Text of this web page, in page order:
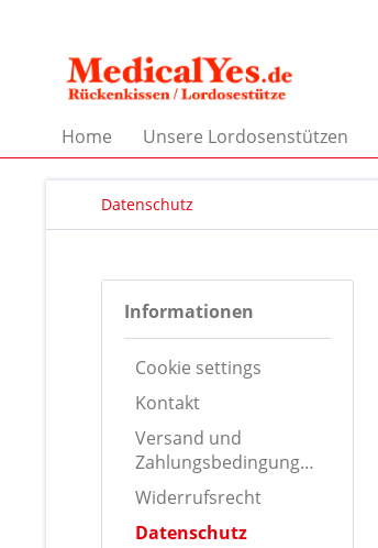
Home Unsere Lordosenstützen
Datenschutz
Informationen
Cookie settings
Kontakt
Versand und
Zahlungsbedingungen
Widerrufsrecht
Datenschutz